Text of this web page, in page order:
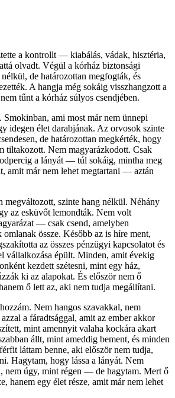
a kontrollt — kiabálás, vádak, hisztéria,
olvadt. Végül a kórház biztonsági
de határozottan megfogták, és
A hangja még sokáig visszhangzott a
tűnt a kórház súlyos csendjében.
ami most már nem ünnepi
idegen élet darabjának. Az orvosok szinte
de határozottan megkérték, hogy
tiltakozott. Nem magyarázkodott. Csak
a lányát — túl sokáig, mintha meg
amit már nem lehet megtartani — aztán
megváltozott, szinte hang nélkül. Néhány
az esküvőt lemondták. Nem volt
— csak csend, amelyben
omlanak össze. Később az is híre ment,
az összes pénzügyi kapcsolatot és
vállalkozása épült. Minden, amit évekig
kezdett szétesni, mint egy ház,
ki az alapokat. És először nem ő
ő lett az, aki nem tudja megállítani.
Nem hangos szavakkal, nem
a fáradtsággal, amit az ember akkor
mint amennyit valaha kockára akart
állt, mint ameddig bement, és minden
láttam benne, aki először nem tudja,
Hagytam, hogy lássa a lányát. Nem
nem úgy, mint régen — de hagytam. Mert ő
hanem egy élet része, amit már nem lehet